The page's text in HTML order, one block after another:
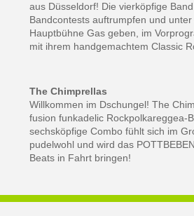
aus Düsseldorf! Die vierköpfige
Bandcontests auftrumpfen und
Hauptbühne Gas geben, im
mit ihrem handgemachtem Classic
The Chimprellas
Willkommen im Dschungel! The
fusion funkadelic Rockpolkareggea-
sechsköpfige Combo fühlt sich im
pudelwohl und wird das
Beats in Fahrt bringen!